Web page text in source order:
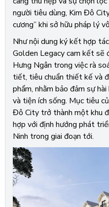
người tiêu dùng, Kim Đô
cương” khi sở hữu pháp lý
Như nội dung ký kết hợp
Golden Legacy cam kết sẽ
Hưng Ngân trong việc rà
tiết, tiêu chuẩn thiết kế và
phẩm, nhằm bảo đảm sự
và tiện ích sống. Mục tiêu
Đô City trở thành một khu
hợp với định hướng phát
Ninh trong giai đoạn tới.